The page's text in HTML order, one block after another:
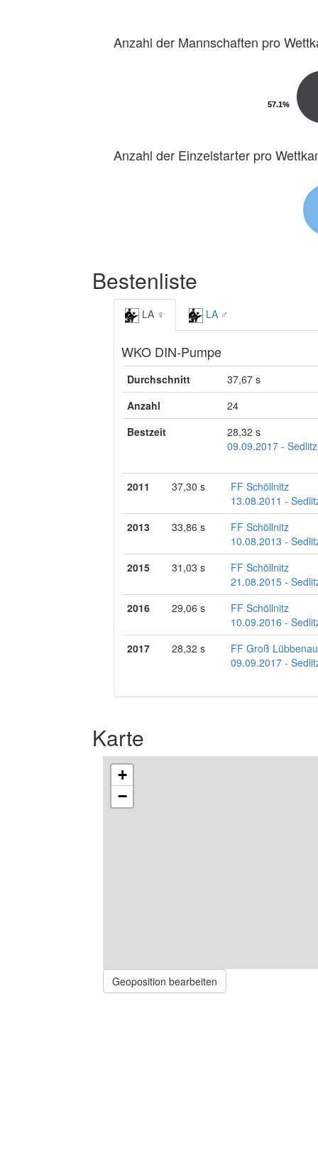
Anzahl der Mannschaften pro
57.1%
57.1%
Anzahl der Einzelstarter pro
Bestenliste
LA ♀ LA ♂
WKO DIN-Pumpe
Durchschnitt
37,67 s
Anzahl
24
Bestzeit
28,32 s
09.09.2017 -
2011 37,30 s
FF Schöllnitz
13.08.2011 -
2013
33,86 s
FF Schöllnitz
10.08.2013 -
2015
31,03 s
FF Schöllnitz
21.08.2015 -
2016
29,06 s
FF Schöllnitz
10.09.2016 -
2017
28,32 s
FF Groß Lübbenau
09.09.2017 -
Karte
+
−
Geoposition bearbeiten